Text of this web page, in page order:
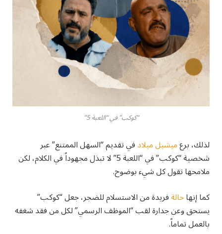
“كوكب” في “اللعبة 5”
لذلك، برعميشيل ميلادفي تقديم “السهل الممتنع” عبر
شخصية “كوكب” في “اللعبة 5” لا تبذل مجهوداً في الكلام، لكن
ملامحها تقول كل شيء بوضوح.
كما إنهاحالةفريدة من الاستسلام للضجر، جعل “كوكب”
يستحق وعن جدارة لقب “الموظف الرسمي” لكل من فقد شغفه
بالعمل تماماً.